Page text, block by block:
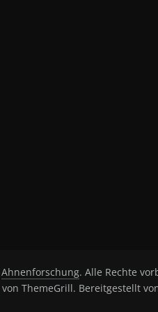
Ahnenforschung. Alle Rechte
von ThemeGrill. Bereitgestellt